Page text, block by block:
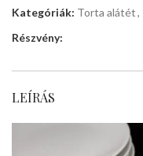
Kategóriák: Torta alátét,
Részvény:
LEÍRÁS